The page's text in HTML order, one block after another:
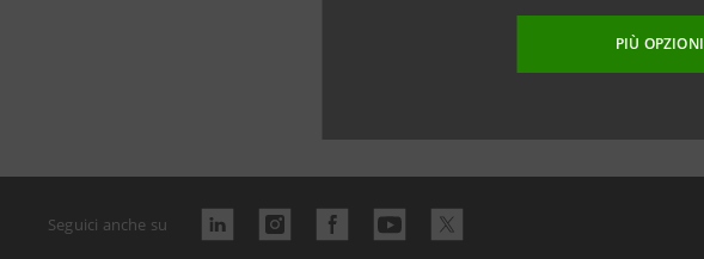
PIÙ OPZIONI
Seguici anche su